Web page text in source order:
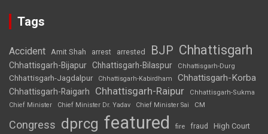
Tags
Accident Amit Shah arrest arrested BJP Chhattisgarh
Chhattisgarh-Bijapur Chhattisgarh-Bilaspur Chhattisgarh-Durg
Chhattisgarh-Jagdalpur Chhattisgarh-Kabirdham Chhattisgarh-Korba
Chhattisgarh-Raigarh Chhattisgarh-Raipur
Chhattisgarh-Sukma
Chief Minister
Chief Minister Dr. Yadav Chief Minister Sai CM
Congress dprcg featured fire fraud High Court